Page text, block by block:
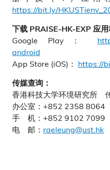
https://bit.ly/
下载 PRAISE-HK-EXP 应用
Google Play：
android
App Store (iOS)： https://
传媒查询：
香港科技大学环境研究所
办公室：+852 2358 8064
手 机：+852 9102 7099
电 邮： raeleung@ust.hk